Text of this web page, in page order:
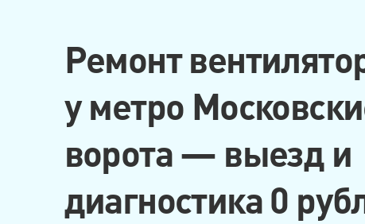
Ремонт
у метро
ворота — выезд и
диагностика 0